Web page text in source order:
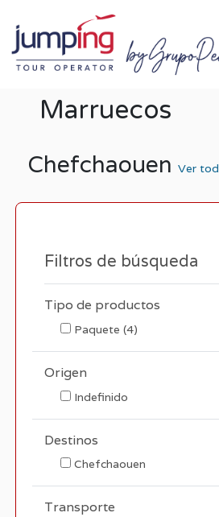
Marruecos
Chefchaouen Ver
Filtros de búsqueda
Tipo de productos
Paquete(4)
Origen
Indefinido
Destinos
Chefchaouen
Transporte